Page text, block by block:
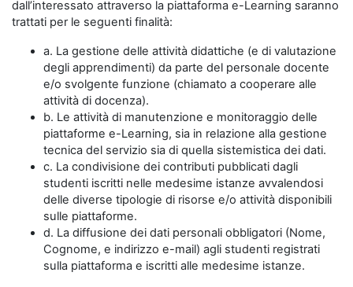
dall’interessato attraverso la piattaforma e-Learning saranno
trattati per le seguenti finalità:
a. La gestione delle attività didattiche (e di valutazione
degli apprendimenti) da parte del personale docente
e/o svolgente funzione (chiamato a cooperare alle
attività di docenza).
b. Le attività di manutenzione e monitoraggio delle
piattaforme e-Learning, sia in relazione alla gestione
tecnica del servizio sia di quella sistemistica dei dati.
c. La condivisione dei contributi pubblicati dagli
studenti iscritti nelle medesime istanze avvalendosi
delle diverse tipologie di risorse e/o attività disponibili
sulle piattaforme.
d. La diffusione dei dati personali obbligatori (Nome,
Cognome, e indirizzo e-mail) agli studenti registrati
sulla piattaforma e iscritti alle medesime istanze.